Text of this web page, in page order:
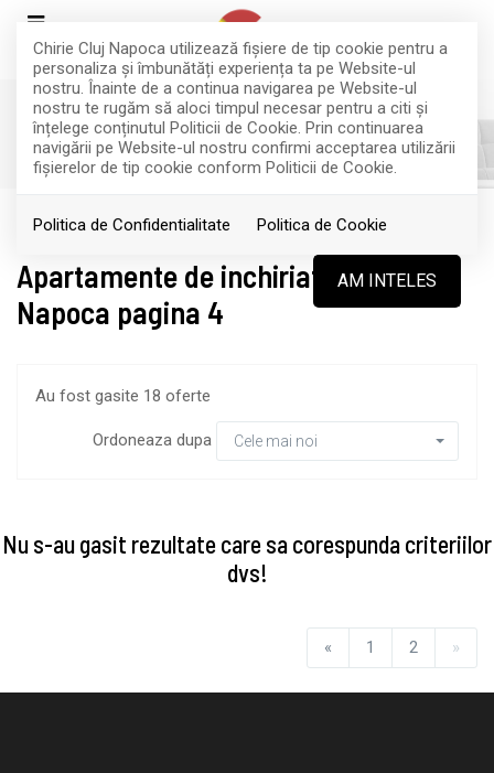
Chirie Cluj Napoca utilizează fişiere de tip cookie pentru a
personaliza și îmbunătăți experiența ta pe Website-ul
nostru. Înainte de a continua navigarea pe Website-ul
nostru te rugăm să aloci timpul necesar pentru a citi și
înțelege conținutul Politicii de Cookie. Prin continuarea
navigării pe Website-ul nostru confirmi acceptarea utilizării
fişierelor de tip cookie conform Politicii de Cookie.
Politica de Confidentialitate Politica de Cookie
AM INTELES
FILTREAZA
Apartamente de inchiriat in Cluj-
Napoca pagina 4
Au fost gasite 18 oferte
Ordoneaza dupa Cele mai noi
Nu s-au gasit rezultate care sa corespunda criteriilor
dvs!
« 1 2 »